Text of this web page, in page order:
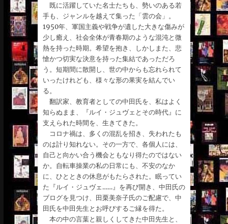
既に活躍していた名士たちも、勢いのある若
手も、ジャンルを越えて集った「雲の会」。
1950年、軍国主義や戦争が遺した大きな傷みが
少し癒え、社会全体が青春期のような混沌と微
熱を持った時期。希望を抱き、しかしまた、悲
愴かつ切実な決意を持った集結であっただろ
う。短期間に散開し、世の中からも忘れられて
いったけれども、様々な形の果実を結んでい
る。
翻訳家、教育者としての中田氏を、私はよく
知らぬまま、『ルイ・ジュヴェとその時代』に
支えられた時間を、生きてきた。
コロナ禍は、多くの混乱を招き、失われたも
のは計り知れない。その一方で、各個人には、
自己と向かい合う機会ともなり得たのではない
か。自転車操業の私の日常にも、不安のなか
に、ひとときの休息がもたらされた。眠ってい
た『ルイ・ジュヴェ……』を再び開き、中田氏の
ブログを見つけ、田栗美奈子氏のご配慮で、中
田氏を中田先生とお呼びするご縁を得た。
本の中の言葉と親しくしてきた中田先生と、